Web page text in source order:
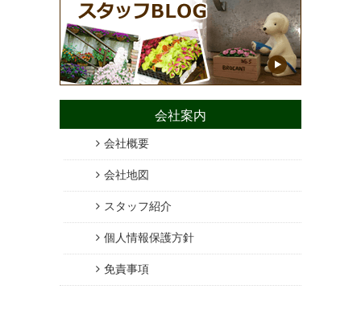
会社案内
会社概要
会社地図
スタッフ紹介
個人情報保護方針
免責事項